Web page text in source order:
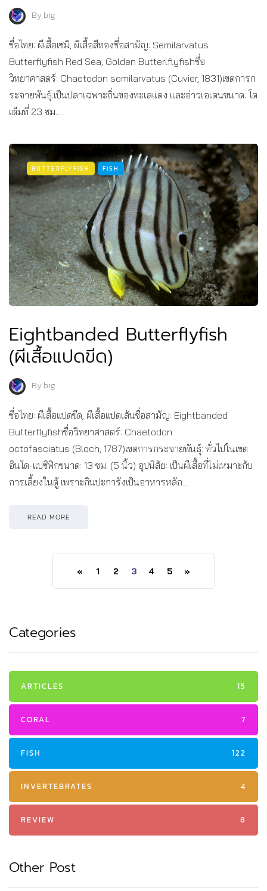
Bybig
ชื่อไทย: ผีเสื้อเซมิ, ผีเสื้อสีทองชื่อสามัญ: Semilarvatus
Butterflyfish Red Sea, Golden Butterlflyfishชื่อ
วิทยาศาสตร์: Chaetodon semilarvatus (Cuvier, 1831)เขตการก
ระจายพันธุ์:เป็นปลาเฉพาะถิ่นของทะเลแดง และอ่าวเอเดนขนาด: โต
เต็มที่ 23 ซม….
BUTTERFLYFISH FISH
Eightbanded Butterflyfish
(ผีเสื้อแปดขีด)
Bybig
ชื่อไทย: ผีเสื้อแปดขีด, ผีเสื้อแปดเส้นชื่อสามัญ: Eightbanded
Butterflyfishชื่อวิทยาศาสตร์: Chaetodon
octofasciatus (Bloch, 1787)เขตการกระจายพันธุ์: ทั่วไปในเขต
อินโด-แปซิฟิกขนาด: 13 ซม. (5 นิ้ว) อุปนิสัย: เป็นผีเสื้อที่ไม่เหมาะกับ
การเลี้ยงในตู้ เพราะกินปะการังเป็นอาหารหลัก…
READ MORE
« 1 2 3 4 5 »
Categories
ARTICLES 15
CORAL 7
FISH 122
INVERTEBRATES 4
REVIEW 8
Other Post